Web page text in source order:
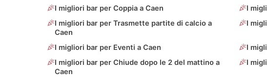
I migliori bar per Coppia a Caen
I
I migliori bar per Trasmette partite di calcio a
Caen
I
I migliori bar per Eventi a Caen
I
I migliori bar per Chiude dopo le 2 del mattino a
Caen
I